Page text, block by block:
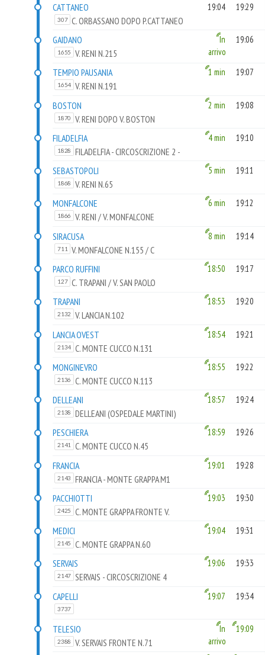
CATTANEO
307 C. ORBASSANO DOPO P.CATTANEO
19:04 19:29
GAIDANO
1655 V. RENI N.215
In
arrivo
19:06
TEMPIO PAUSANIA
1654 V. RENI N.191
1 min 19:07
BOSTON
1870 V. RENI DOPO V. BOSTON
2 min 19:08
FILADELFIA
1828
FILADELFIA - CIRCOSCRIZIONE 2 -
CASCINA GIAIONE
4 min 19:10
SEBASTOPOLI
1868 V. RENI N.65
5 min 19:11
MONFALCONE
1866 V. RENI / V. MONFALCONE
6 min 19:12
SIRACUSA
711 V. MONFALCONE N.155 / C
8 min 19:14
PARCO RUFFINI
127 C. TRAPANI / V. SAN PAOLO
18:50 19:17
TRAPANI
2132 V. LANCIA N.102
18:53 19:20
LANCIA OVEST
2134 C. MONTE CUCCO N.131
18:54 19:21
MONGINEVRO
2136 C. MONTE CUCCO N.113
18:55 19:22
DELLEANI
2138 DELLEANI (OSPEDALE MARTINI)
18:57 19:24
PESCHIERA
2141 C. MONTE CUCCO N.45
18:59 19:26
FRANCIA
2143 FRANCIA - MONTE GRAPPA M1
19:01 19:28
PACCHIOTTI
2425
C. MONTE GRAPPA FRONTE V.
19:03 19:30
MEDICI
2145 C. MONTE GRAPPA N.60
19:04 19:31
SERVAIS
2147 SERVAIS - CIRCOSCRIZIONE 4
19:06 19:33
CAPELLI
3737
19:07 19:34
TELESIO
2388 V. SERVAIS FRONTE N.71
In
arrivo
19:09